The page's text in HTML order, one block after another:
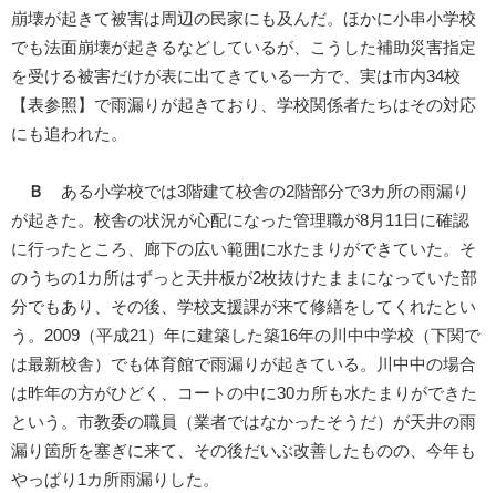
崩壊が起きて被害は周辺の民家にも及んだ。ほかに小串小学校
でも法面崩壊が起きるなどしているが、こうした補助災害指定
を受ける被害だけが表に出てきている一方で、実は市内34校
【表参照】で雨漏りが起きており、学校関係者たちはその対応
にも追われた。
Ｂ ある小学校では3階建て校舎の2階部分で3カ所の雨漏り
が起きた。校舎の状況が心配になった管理職が8月11日に確認
に行ったところ、廊下の広い範囲に水たまりができていた。そ
のうちの1カ所はずっと天井板が2枚抜けたままになっていた部
分でもあり、その後、学校支援課が来て修繕をしてくれたとい
う。2009（平成21）年に建築した築16年の川中中学校（下関で
は最新校舎）でも体育館で雨漏りが起きている。川中中の場合
は昨年の方がひどく、コートの中に30カ所も水たまりができた
という。市教委の職員（業者ではなかったそうだ）が天井の雨
漏り箇所を塞ぎに来て、その後だいぶ改善したものの、今年も
やっぱり1カ所雨漏りした。